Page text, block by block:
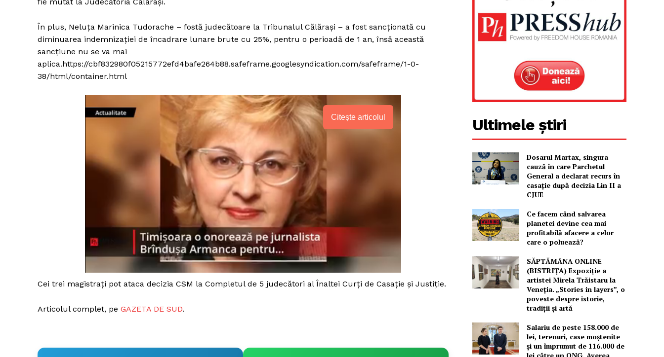
PRESShub
Contact
În plus, Neluţa Marinica Tudorache – fostă judecătoare la Tribunalul Călăraşi – a fost sancţionată cu
diminuarea indemnizaţiei de încadrare lunare brute cu 25%, pentru o perioadă de 1 an, însă această
sancţiune nu se va mai
aplica.https://cbf832980f05215772efd4bafe264b88.safeframe.googlesyndication.com/safeframe/1-0-
38/html/container.html
Citește articolul
Cei trei magistraţi pot ataca decizia CSM la Completul de 5 judecători al Înaltei Curţi de Casaţie şi Justiţie.
Articolul complet, pe GAZETA DE SUD.
Ultimele știri
Dosarul Martax, singura
cauză în care Parchetul
General a declarat recurs în
casație după decizia Lin II a
CJUE
Ce facem când salvarea
planetei devine cea mai
profitabilă afacere a celor
care o poluează?
SĂPTĂMÂNA ONLINE
(BISTRIȚA) Expoziție a
artistei Mirela Trăistaru la
Veneția. „Stories in layers”, o
poveste despre istorie,
tradiții și artă
Salariu de peste 158.000 de
lei, terenuri, case moștenite
și un împrumut de 116.000 de